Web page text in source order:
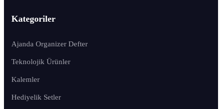
Kategoriler
Ajanda Organizer Defter
Teknolojik Ürünler
Kalemler
Hediyelik Setler